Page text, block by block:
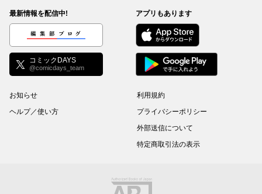
最新情報を配信中!
編集部ブログ
コミックDAYS
@comicdays_team
アプリもあります
お知らせ
ヘルプ／使い方
利用規約
プライバシーポリシー
外部送信について
特定商取引法の表示